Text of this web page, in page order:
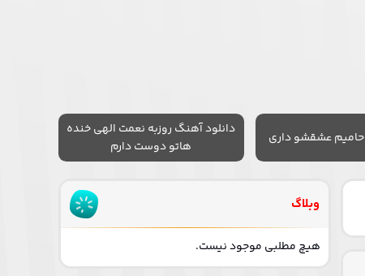
حامیم عشقشو داری
دانلود آهنگ روزبه نعمت الهی خنده
هاتو دوست دارم
وبلاگ
هیچ مطلبی موجود نیست.